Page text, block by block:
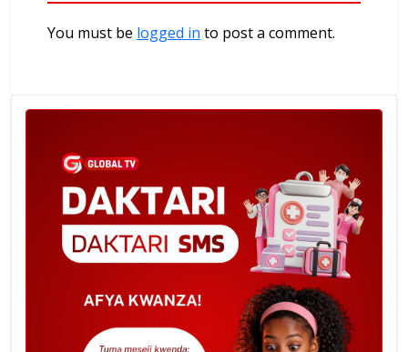
You must be logged in to post a comment.